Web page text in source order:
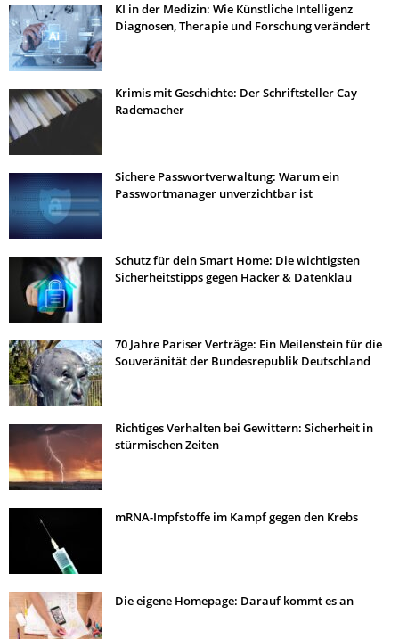
KI in der Medizin: Wie Künstliche Intelligenz
Diagnosen, Therapie und Forschung verändert
Krimis mit Geschichte: Der Schriftsteller Cay
Rademacher
Sichere Passwortverwaltung: Warum ein
Passwortmanager unverzichtbar ist
Schutz für dein Smart Home: Die wichtigsten
Sicherheitstipps gegen Hacker & Datenklau
70 Jahre Pariser Verträge: Ein Meilenstein für die
Souveränität der Bundesrepublik Deutschland
Richtiges Verhalten bei Gewittern: Sicherheit in
stürmischen Zeiten
mRNA-Impfstoffe im Kampf gegen den Krebs
Die eigene Homepage: Darauf kommt es an